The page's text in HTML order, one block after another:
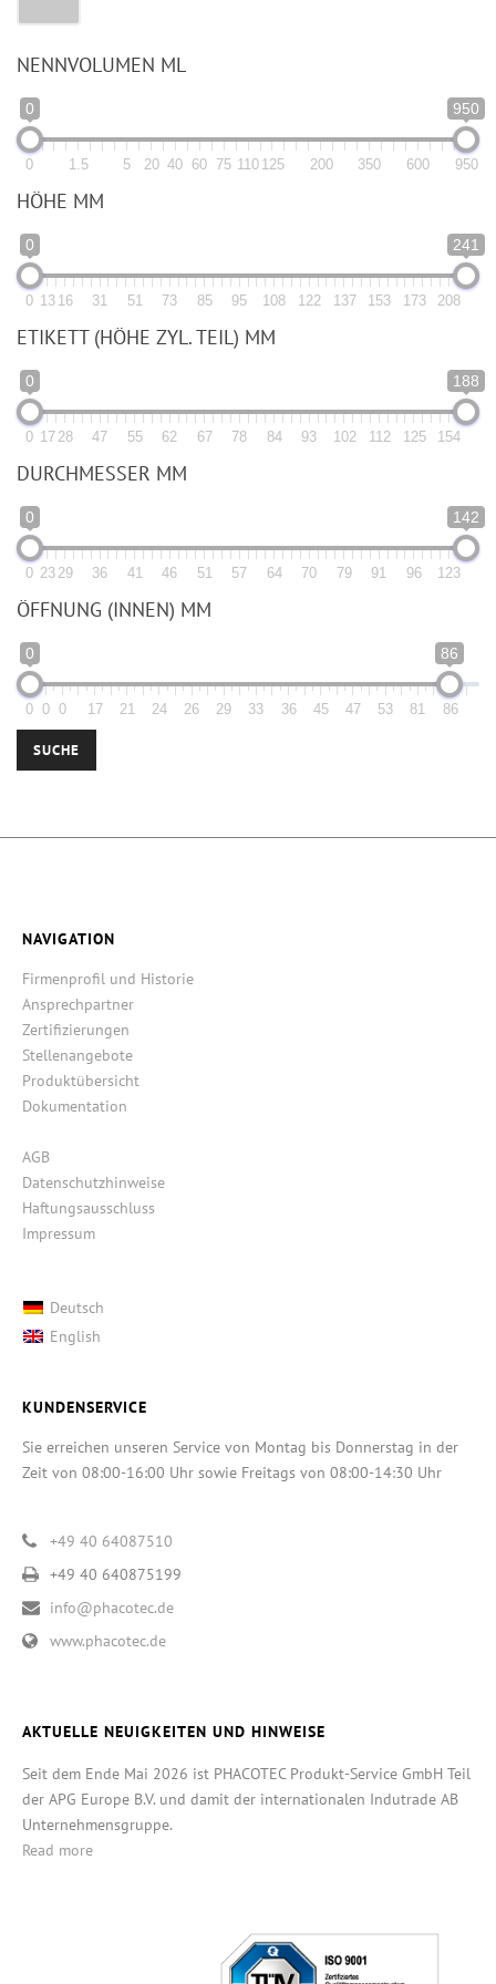
NENNVOLUMEN ML
0 950
0 1.5 5 20 40 60 75 110 125 200 350 600 950
HÖHE MM
0 241
0 13 16 31 51 73 85 95 108 122 137 153 173 208
ETIKETT (HÖHE ZYL. TEIL) MM
0 188
0 17 28 47 55 62 67 78 84 93 102 112 125 154
DURCHMESSER MM
0 142
0 23 29 36 41 46 51 57 64 70 79 91 96 123
ÖFFNUNG (INNEN) MM
0 86
0 0 0 17 21 24 26 29 33 36 45 47 53 81 86
SUCHE
NAVIGATION
Firmenprofil und Historie
Ansprechpartner
Zertifizierungen
Stellenangebote
Produktübersicht
Dokumentation
AGB
Datenschutzhinweise
Haftungsausschluss
Impressum
Deutsch
English
KUNDENSERVICE
Sie erreichen unseren Service von Montag bis Donnerstag in der
Zeit von 08:00-16:00 Uhr sowie Freitags von 08:00-14:30 Uhr
+49 40 64087510
+49 40 640875199
info@phacotec.de
www.phacotec.de
AKTUELLE NEUIGKEITEN UND HINWEISE
Seit dem Ende Mai 2026 ist PHACOTEC Produkt-Service GmbH Teil
der APG Europe B.V. und damit der internationalen Indutrade AB
Unternehmensgruppe.
Read more